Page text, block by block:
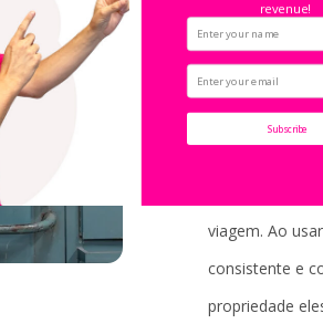
Higiene e
limpeza. Isso
roupas de
viagem. Ao
consistente e
propriedade
revenue!
Subscribe